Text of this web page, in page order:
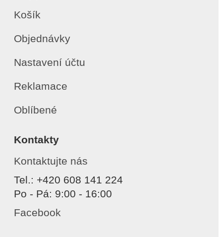
Košík
Objednávky
Nastavení účtu
Reklamace
Oblíbené
Kontakty
Kontaktujte nás
Tel.: +420 608 141 224
Po - Pá: 9:00 - 16:00
Facebook